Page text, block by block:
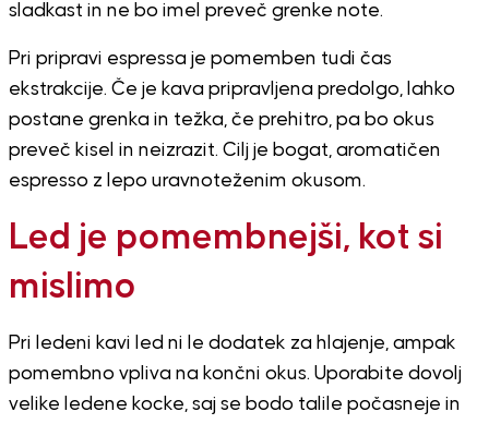
sladkast in ne bo imel preveč grenke note.
Pri pripravi espressa je pomemben tudi čas
ekstrakcije. Če je kava pripravljena predolgo, lahko
postane grenka in težka, če prehitro, pa bo okus
preveč kisel in neizrazit. Cilj je bogat, aromatičen
espresso z lepo uravnoteženim okusom.
Led je pomembnejši, kot si
mislimo
Pri ledeni kavi led ni le dodatek za hlajenje, ampak
pomembno vpliva na končni okus. Uporabite dovolj
velike ledene kocke, saj se bodo talile počasneje in